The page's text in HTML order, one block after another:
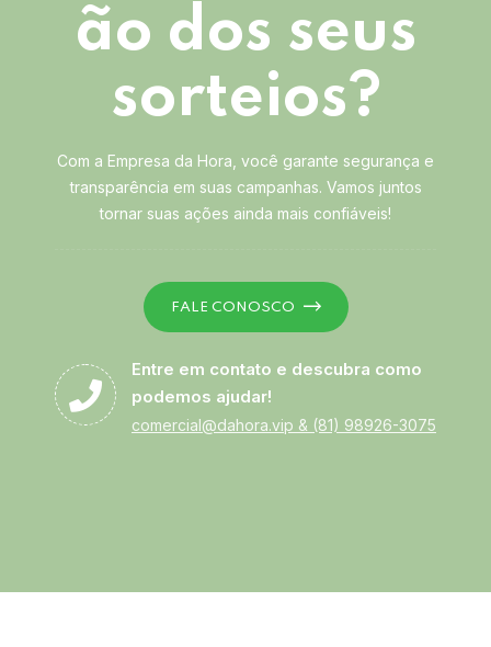
ão dos seus
sorteios?
Com a Empresa da Hora, você garante segurança e
transparência em suas campanhas. Vamos juntos
tornar suas ações ainda mais confiáveis!
FALE CONOSCO
Entre em contato e descubra como
podemos ajudar!
comercial@dahora.vip & (81) 98926-3075